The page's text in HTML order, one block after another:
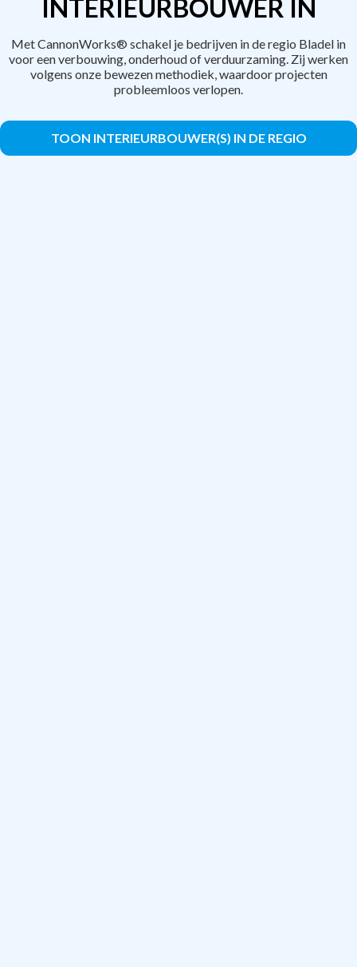
INTERIEURBOUWER IN
Met CannonWorks® schakel je bedrijven in de regio Bladel in
voor een verbouwing, onderhoud of verduurzaming. Zij werken
volgens onze bewezen methodiek, waardoor projecten
probleemloos verlopen.
TOON INTERIEURBOUWER(S) IN DE REGIO